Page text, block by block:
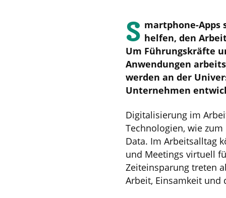
S martphone-
helfen, den
Um Führungskräfte
Anwendungen
werden an der
Unternehmen
Digitalisierung im
Technologien, wie
Data. Im Arbeitsalltag
und Meetings virtuell
Zeiteinsparung treten
Arbeit, Einsamkeit und